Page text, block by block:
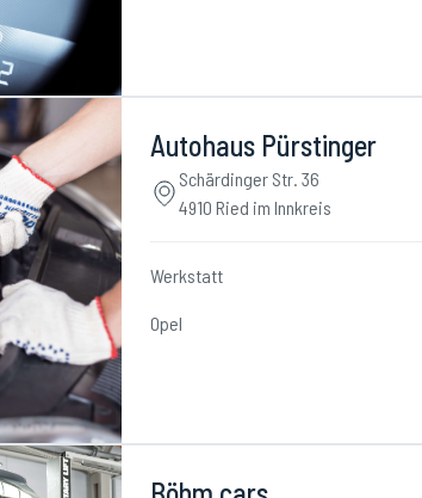
Autohaus Pürstinger
Schärdinger Str. 36
4910 Ried im Innkreis
Werkstatt
Opel